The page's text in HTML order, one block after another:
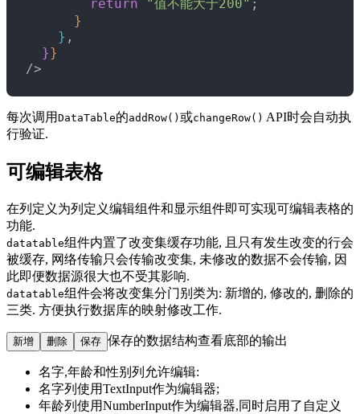
        return
"值不能大于200" ;
}
} ,
}}
/>
每次调用 DataTable的addRow() 或changeRow() API时会自动执
行验证.
可编辑表格
在列定义为列定义编辑组件和显示组件即可实现可编辑表格的
功能.
datatable组件内置了改变集缓存功能, 且只有发生改变的行会
被缓存, 网络传输只会传输改变集, 未修改的数据不会传输, 因
此即便数据源很大也不受其影响.
datatable组件会将改变集分门别类为: 新增的, 修改的, 删除的
三类. 方便执行数据库的映射修改工作.
新增 删除 保存 保存的数据结构查看底部的输出
名字,年龄和性别列允许编辑:
名字列使用TextInput作为编辑器;
年龄列使用NumberInput作为编辑器,同时启用了自定义